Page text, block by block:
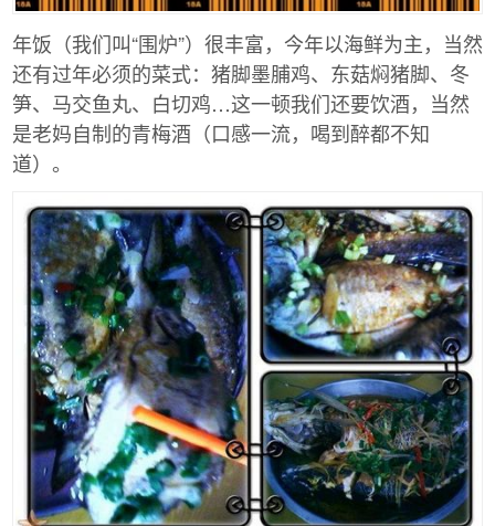
年饭（我们叫“围炉”）很丰富，今年以海鲜为主，当然
还有过年必须的菜式：猪脚墨脯鸡、东菇焖猪脚、冬
笋、马交鱼丸、白切鸡…这一顿我们还要饮酒，当然
是老妈自制的青梅酒（口感一流，喝到醉都不知
道）。